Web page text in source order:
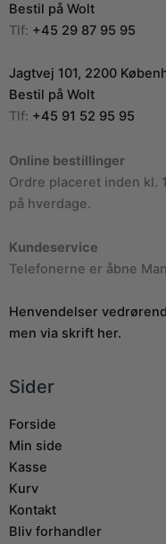
Bestil på Wolt
Tlf: +45 29 87 95 95
Jagtvej 101, 2200
Bestil på Wolt
Tlf: +45 91 52 95 95
Online bestillinger
Ordre placeret inden kl.
på hverdage.
Kundeservice
Telefonerne er åbne
Henvendelser
men via skrift her.
Sider
Forside
Min side
Kasse
Kurv
Kontakt
Bliv forhandler